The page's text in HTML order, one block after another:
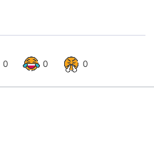
0 0 0